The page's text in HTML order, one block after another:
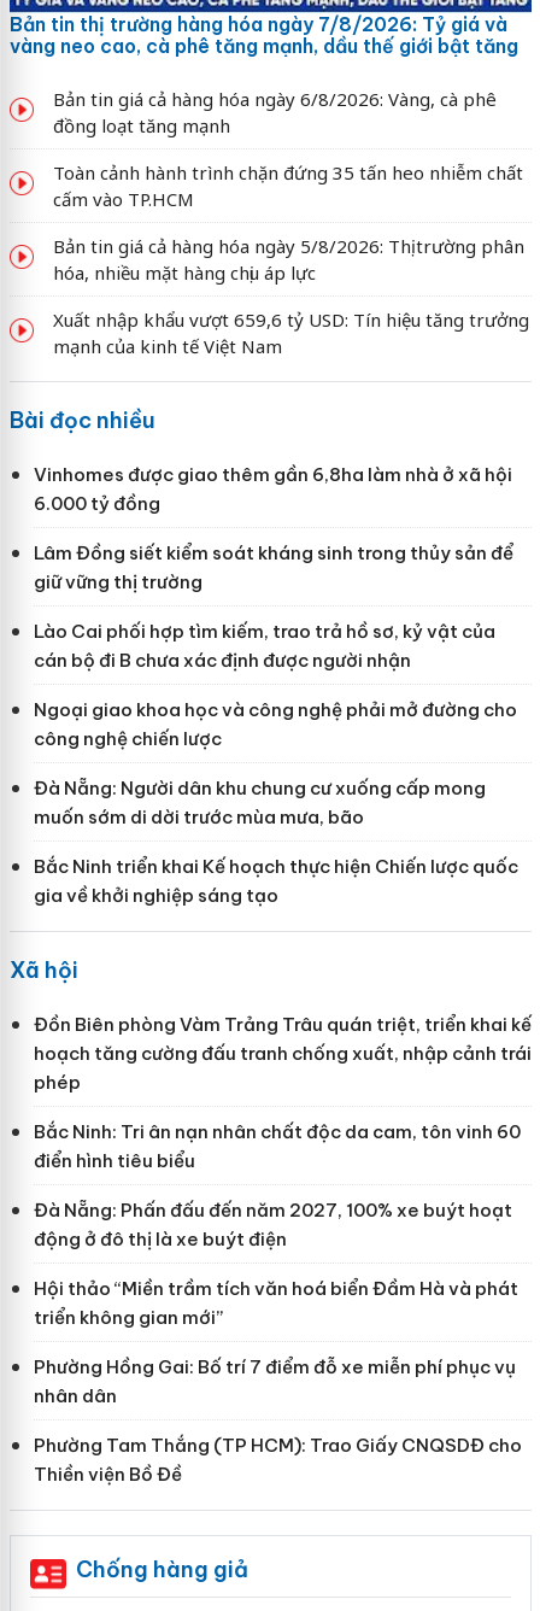
Bản tin thị trường hàng hóa ngày 7/8/2026: Tỷ giá và
vàng neo cao, cà phê tăng mạnh, dầu thế giới bật tăng
Bản tin giá cả hàng hóa ngày 6/8/2026: Vàng, cà phê
đồng loạt tăng mạnh
Toàn cảnh hành trình chặn đứng 35 tấn heo nhiễm chất
cấm vào TP.HCM
Bản tin giá cả hàng hóa ngày 5/8/2026: Thị trường phân
hóa, nhiều mặt hàng chịu áp lực
Xuất nhập khẩu vượt 659,6 tỷ USD: Tín hiệu tăng trưởng
mạnh của kinh tế Việt Nam
Bài đọc nhiều
Vinhomes được giao thêm gần 6,8ha làm nhà ở xã hội
6.000 tỷ đồng
Lâm Đồng siết kiểm soát kháng sinh trong thủy sản để
giữ vững thị trường
Lào Cai phối hợp tìm kiếm, trao trả hồ sơ, kỷ vật của
cán bộ đi B chưa xác định được người nhận
Ngoại giao khoa học và công nghệ phải mở đường cho
công nghệ chiến lược
Đà Nẵng: Người dân khu chung cư xuống cấp mong
muốn sớm di dời trước mùa mưa, bão
Bắc Ninh triển khai Kế hoạch thực hiện Chiến lược quốc
gia về khởi nghiệp sáng tạo
Xã hội
Đồn Biên phòng Vàm Trảng Trâu quán triệt, triển khai kế
hoạch tăng cường đấu tranh chống xuất, nhập cảnh trái
phép
Bắc Ninh: Tri ân nạn nhân chất độc da cam, tôn vinh 60
điển hình tiêu biểu
Đà Nẵng: Phấn đấu đến năm 2027, 100% xe buýt hoạt
động ở đô thị là xe buýt điện
Hội thảo “Miền trầm tích văn hoá biển Đầm Hà và phát
triển không gian mới”
Phường Hồng Gai: Bố trí 7 điểm đỗ xe miễn phí phục vụ
nhân dân
Phường Tam Thắng (TP HCM): Trao Giấy CNQSDĐ cho
Thiền viện Bồ Đề
Chống hàng giả